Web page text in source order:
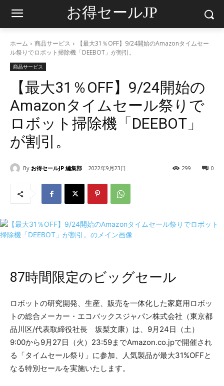
お得セールJP
ホーム 商品サービス
【最大31％OFF】9/24開始のAmazonタイムセー
ル祭りでロボット掃除機「DEEBOT」が割引。
商品サービス
【最大31％OFF】9/24開始の
Amazonタイムセール祭りで
ロボット掃除機「DEEBOT」
が割引。
By お得セールJP 編集部 2022年9月23日 0
299
87時間限定のビッグセール
ロボットの研究開発、生産、販売を一体化した家庭用ロボッ
トの総合メーカー・エコバックスジャパン株式会社（東京都
品川区/代表取締役社長 坂梨文康）は、9月24日（土）
9:00から9月27日（火）23:59までAmazon.co.jpで開催され
る「タイムセール祭り」に参加、人気製品が最大31%OFFと
なる特別セールを実施いたします。